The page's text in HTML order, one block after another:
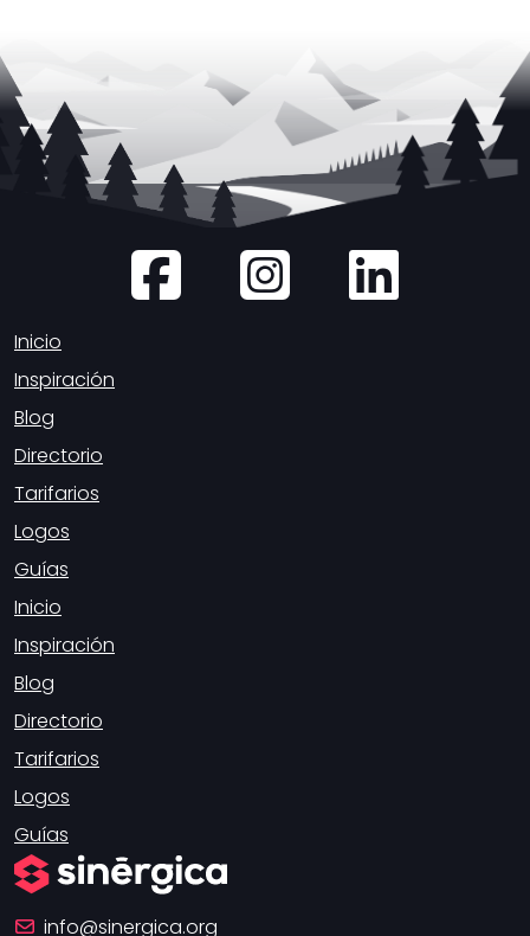
Inicio
Inspiración
Blog
Directorio
Tarifarios
Logos
Guías
Inicio
Inspiración
Blog
Directorio
Tarifarios
Logos
Guías
info sinergica.org